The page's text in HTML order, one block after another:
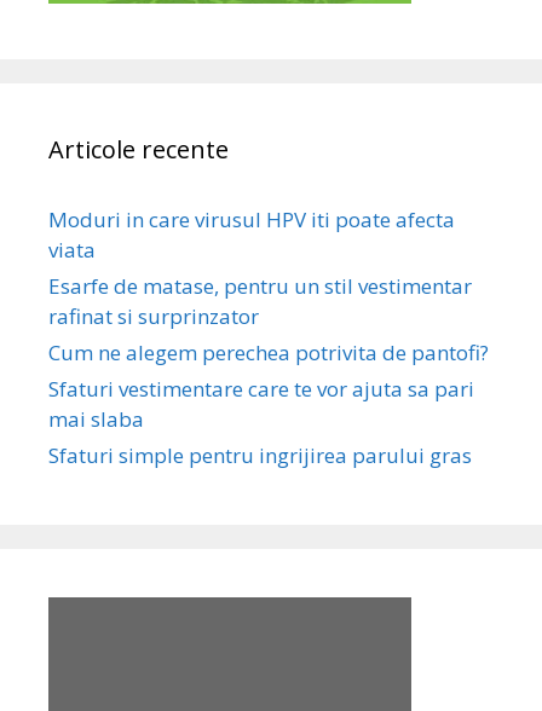
Articole recente
Moduri in care virusul HPV iti poate afecta
viata
Esarfe de matase, pentru un stil vestimentar
rafinat si surprinzator
Cum ne alegem perechea potrivita de pantofi?
Sfaturi vestimentare care te vor ajuta sa pari
mai slaba
Sfaturi simple pentru ingrijirea parului gras